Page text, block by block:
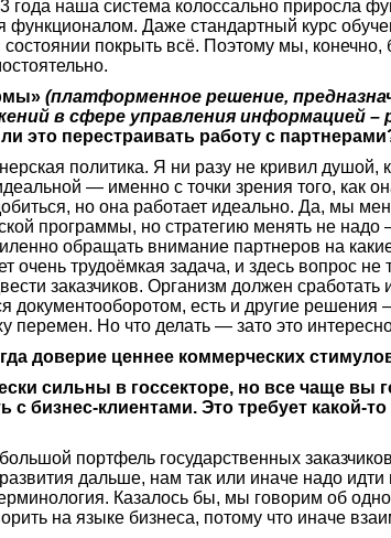
года наша система колоссально приросла
функционалом. Даже стандартный курс
покрыть всё. Поэтому мы, конечно,
(платформенное решение,
в сфере управления информацией –
это перестраивать работу с
политика. Я ни разу не кривил душой,
— именно с точки зрения того, как
но она работает идеально. Да, мы
программы, но стратегию менять не
обращать внимание партнеров на
очень трудоёмкая задача, и здесь вопрос не
заказчиков. Организм должен
документооборотом, есть и другие
перемен. Но что делать — зато это
доверие ценнее коммерческих
сильны в госсекторе, но все чаще вы
с бизнес-клиентами. Это требует какой-
портфель государственных
дальше, нам так или иначе надо идти
Казалось бы, мы говорим об
на языке бизнеса, потому что иначе